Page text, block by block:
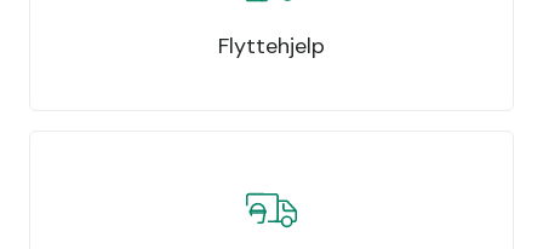
Flyttehjelp